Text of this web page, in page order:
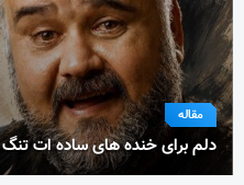
مقاله
دلم برای خنده های ساده ات